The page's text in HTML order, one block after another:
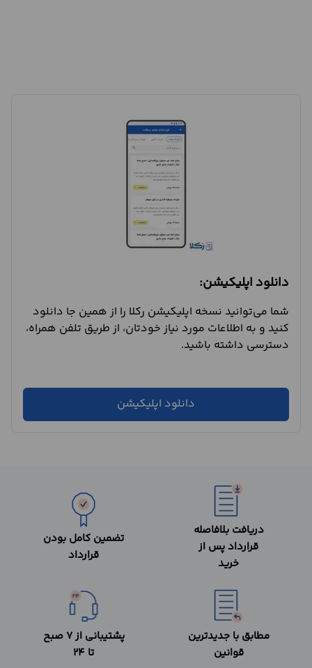
دانلود اپلیکیشن:
شما می‌توانید نسخه اپلیکیشن رکلا را از همین جا دانلود
کنید و به اطلاعات مورد نیاز خودتان، از طریق تلفن همراه،
دسترسی داشته باشید.
دانلود اپلیکیشن
دریافت بلافاصله
قرارداد پس از
خرید
تضمین کامل بودن
قرارداد
مطابق با جدیدترین
قوانین
پشتیبانی از 7 صبح
تا 24